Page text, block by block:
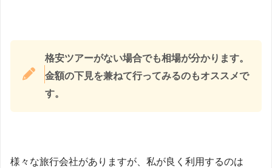
格安ツアーがない場合でも相場が分かります。
金額の下見を兼ねて行ってみるのもオススメで
す。
様々な旅行会社がありますが、私が良く利用するのは